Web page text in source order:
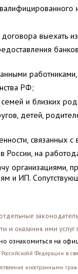
выехать
РФ;
и близких
детей,
связанных
на
организациями,
и ИП.
оказания ими услуг
ознакомиться на
Федерации в
иностранными